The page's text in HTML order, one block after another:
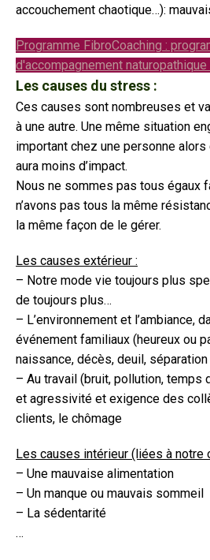
accouchement chaotique…):
Programme FibroCoaching :
d'accompagnement
Les causes du stress :
Ces causes sont nombreuses et
à une autre. Une même situation
important chez une personne
aura moins d’impact.
Nous ne sommes pas tous égaux
n’avons pas tous la même
la même façon de le gérer.
Les causes extérieur :
– Notre mode vie toujours plus
de toujours plus…
– L’environnement et l’ambiance,
événement familiaux (heureux ou
naissance, décès, deuil,
– Au travail (bruit, pollution, temps
et agressivité et exigence des
clients, le chômage
Les causes intérieur (liées à notre
– Une mauvaise alimentation
– Un manque ou mauvais sommeil
– La sédentarité
…